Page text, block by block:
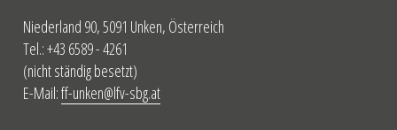
Niederland 90, 5091 Unken, Österreich
Tel.: +43 6589 - 4261
(nicht ständig besetzt)
E-Mail:ff-unken@lfv-sbg.at